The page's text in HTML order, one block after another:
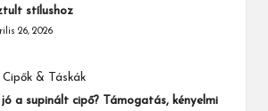
stílushoz
26, 2026
Cipők & Táskák
jó a supinált cipő? Támogatás, kényelmi